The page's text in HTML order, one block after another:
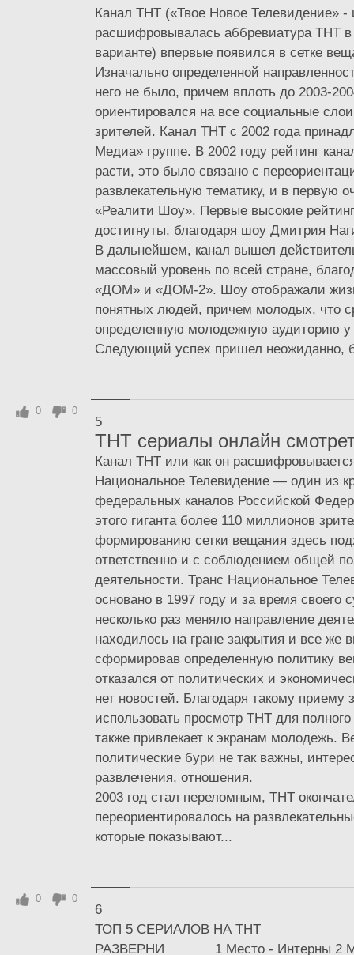
Канал ТНТ («Твое Новое Телевидение» -
расшифровывалась аббревиатура ТНТ в
варианте) впервые появился в сетке
Изначально определенной
него не было, причем вплоть до 2003-
ориентировался на все социальные
зрителей. Канал ТНТ с 2002 года
Медиа» группе. В 2002 году рейтинг
расти, это было связано с
развлекательную тематику, и в первую
«Реалити Шоу». Первые высокие
достигнуты, благодаря шоу Дмитрия
В дальнейшем, канал вышел
массовый уровень по всей стране,
«ДОМ» и «ДОМ-2». Шоу отображали
понятных людей, причем молодых, что
определенную молодежную аудиторию у
Следующий успех пришел неожиданно,
5
ТНТ сериалы онлайн
Канал ТНТ или как он
Национальное Телевидение — один из
федеральных каналов Российской
этого гиганта более 110 миллионов
формированию сетки вещания здесь
ответственно и с соблюдением общей
деятельности. Транс Национальное
основано в 1997 году и за время своего
несколько раз меняло направление
находилось на гране закрытия и все же
сформировав определенную политику
отказался от политических и
нет новостей. Благодаря такому приему
использовать просмотр ТНТ для
также привлекает к экранам молодежь.
политические бури не так важны,
развлечения, отношения.
2003 год стал переломным, ТНТ
переориентировалось на
которые показывают...
0 0
6
ТОП 5 СЕРИАЛОВ НА ТНТ
РАЗВЕРНИ ______ 1 Место - Интерны 2
0 0